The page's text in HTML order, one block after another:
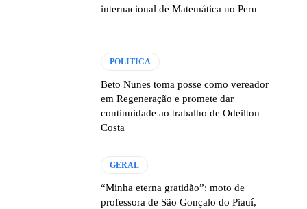
internacional de Matemática no Peru
POLITICA
Beto Nunes toma posse como vereador
em Regeneração e promete dar
continuidade ao trabalho de Odeilton
Costa
GERAL
“Minha eterna gratidão”: moto de
professora de São Gonçalo do Piauí,